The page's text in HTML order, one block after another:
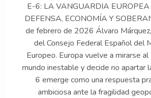
E-6: LA VANGUARDIA
DEFENSA, ECONOMÍA Y
de febrero de 2026 Álvaro
del Consejo Federal Español del
Europeo. Europa vuelve a mirarse
mundo inestable y decide no apartar
6 emerge como una respuesta
ambiciosa ante la fragilidad